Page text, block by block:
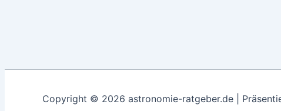
Copyright © 2026 astronomie-ratgeber.de |